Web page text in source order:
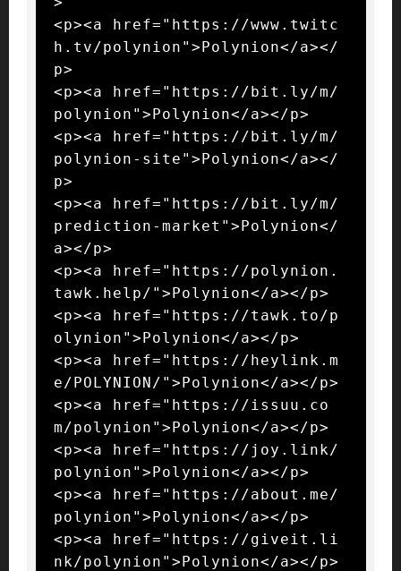
<p><a href="https://www.twitc
h.tv/polynion">Polynion</a></
p>
<p><a href="https://bit.ly/m/
polynion">Polynion</a></p>
<p><a href="https://bit.ly/m/
polynion-site">Polynion</a></
p>
<p><a href="https://bit.ly/m/
prediction-market">Polynion</
a></p>
<p><a href="https://polynion.
tawk.help/">Polynion</a></p>
<p><a href="https://tawk.to/p
olynion">Polynion</a></p>
<p><a href="https://heylink.m
e/POLYNION/">Polynion</a></p>
<p><a href="https://issuu.co
m/polynion">Polynion</a></p>
<p><a href="https://joy.link/
polynion">Polynion</a></p>
<p><a href="https://about.me/
polynion">Polynion</a></p>
<p><a href="https://giveit.li
nk/polynion">Polynion</a></p>